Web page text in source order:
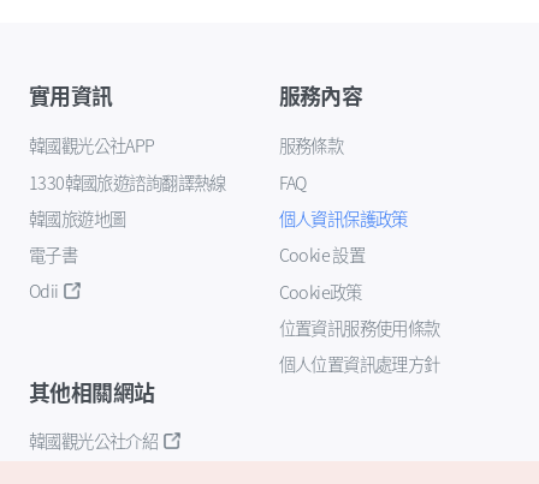
實用資訊
韓國觀光公社APP
1330韓國旅遊諮詢翻譯熱線
韓國旅遊地圖
電子書
Odii
服務內容
服務條款
FAQ
個人資訊保護政策
Cookie 設置
Cookie政策
位置資訊服務使用條款
個人位置資訊處理方針
其他相關網站
韓國觀光公社介紹